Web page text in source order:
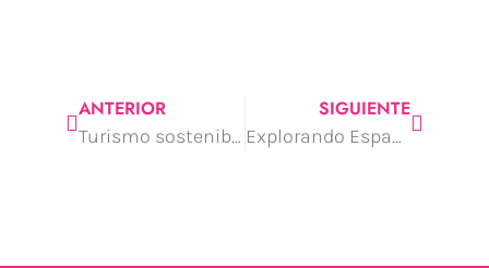
ANTERIOR
Turismo sostenible en España
SIGUIENTE
Explorando España con Free Tours ¿Dónde Alojarse?